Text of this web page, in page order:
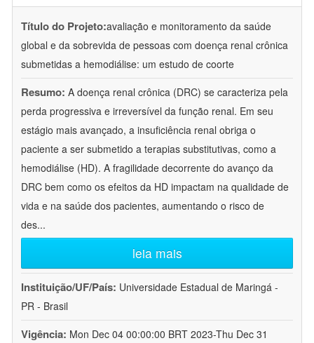
Título do Projeto:avaliação e monitoramento da saúde
global e da sobrevida de pessoas com doença renal crônica
submetidas a hemodiálise: um estudo de coorte
Resumo: A doença renal crônica (DRC) se caracteriza pela
perda progressiva e irreversível da função renal. Em seu
estágio mais avançado, a insuficiência renal obriga o
paciente a ser submetido a terapias substitutivas, como a
hemodiálise (HD). A fragilidade decorrente do avanço da
DRC bem como os efeitos da HD impactam na qualidade de
vida e na saúde dos pacientes, aumentando o risco de
des...
leia mais
Instituição/UF/País: Universidade Estadual de Maringá -
PR - Brasil
Vigência: Mon Dec 04 00:00:00 BRT 2023-Thu Dec 31